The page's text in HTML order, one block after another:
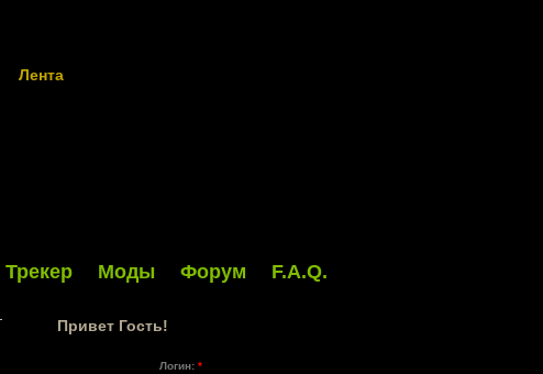
Лента
Трекер Моды Форум F.A.Q.
Привет Гость!
Логин: *